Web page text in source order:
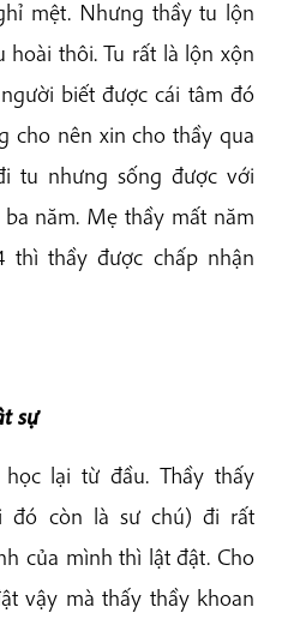
mệt. Nhưng thầy tu lộn
hoài thôi. Tu rất là lộn xộn
biết được cái tâm đó
cho nên xin cho thầy qua
tu nhưng sống được với
năm. Mẹ thầy mất năm
thì thầy được chấp nhận
sự
lại từ đầu. Thầy thấy
đó còn là sư chú) đi rất
của mình thì lật đật. Cho
vậy mà thấy thầy khoan